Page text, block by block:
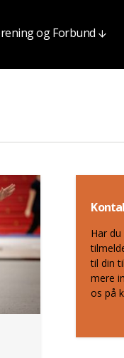
og Forbund
Har
til din
mere
os på